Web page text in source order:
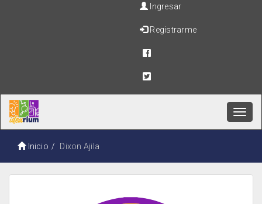
Ingresar
Registrarme
Inicio Dixon Ajila